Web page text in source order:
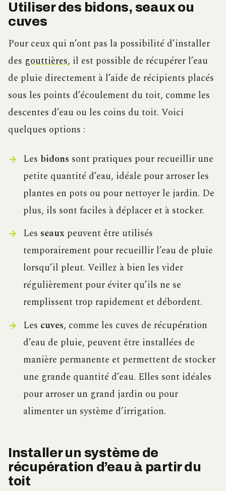
Utiliser des bidons, seaux ou
cuves
Pour ceux qui n’ont pas la possibilité d’installer
des gouttières, il est possible de récupérer l’eau
de pluie directement à l’aide de récipients placés
sous les points d’écoulement du toit, comme les
descentes d’eau ou les coins du toit. Voici
quelques options :
Les bidons sont pratiques pour recueillir une
petite quantité d’eau, idéale pour arroser les
plantes en pots ou pour nettoyer le jardin. De
plus, ils sont faciles à déplacer et à stocker.
Les seauxpeuvent être utilisés
temporairement pour recueillir l’eau de pluie
lorsqu’il pleut. Veillez à bien les vider
régulièrement pour éviter qu’ils ne se
remplissent trop rapidement et débordent.
Les cuves, comme les cuves de récupération
d’eau de pluie, peuvent être installées de
manière permanente et permettent de stocker
une grande quantité d’eau. Elles sont idéales
pour arroser un grand jardin ou pour
alimenter un système d’irrigation.
Installer un système de
récupération d’eau à partir du
toit